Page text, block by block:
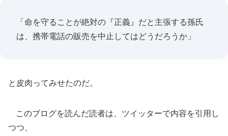
「命を守ることが絶対の『正義』だと主張する孫氏
は、携帯電話の販売を中止してはどうだろうか」
と皮肉ってみせたのだ。
このブログを読んだ読者は、ツイッターで内容を引用し
つつ、